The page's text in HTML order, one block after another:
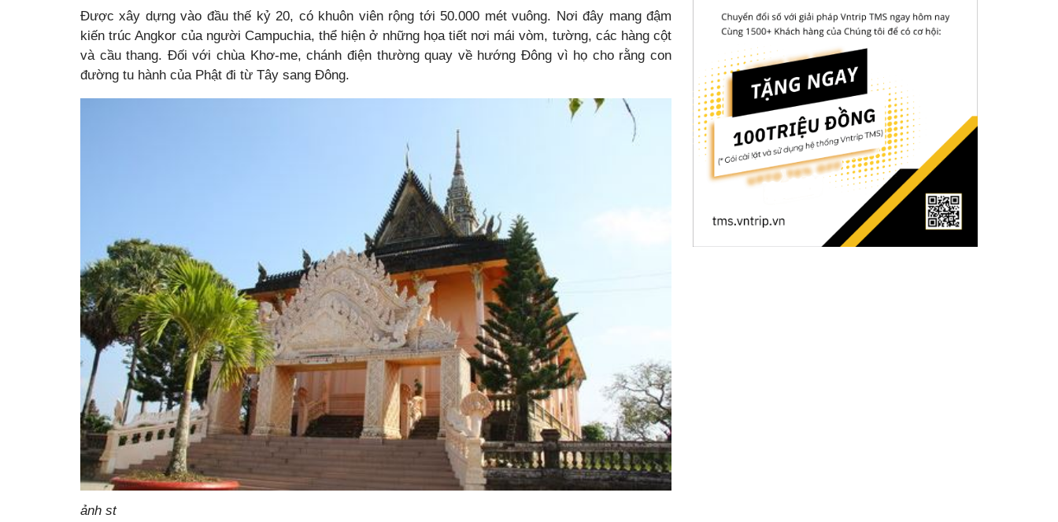
Được xây dựng vào đầu thế kỷ 20, có khuôn viên rộng tới 50.000 mét vuông. Nơi đây mang đậm
kiến trúc Angkor của người Campuchia, thể hiện ở những họa tiết nơi mái vòm, tường, các hàng cột
và cầu thang. Đối với chùa Khơ-me, chánh điện thường quay về hướng Đông vì họ cho rằng con
đường tu hành của Phật đi từ Tây sang Đông.
ảnh st